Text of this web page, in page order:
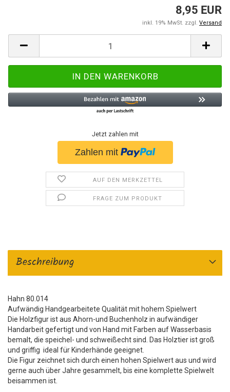
8,95 EUR
inkl. 19% MwSt. zzgl. Versand
Jetzt zahlen mit
AUF DEN MERKZETTEL
FRAGE ZUM PRODUKT
Beschreibung
Hahn 80.014
Aufwändig Handgearbeitete Qualität mit hohem Spielwert
Die Holzfigur ist aus Ahorn-und Buchenholz in aufwändiger
Handarbeit gefertigt und von Hand mit Farben auf Wasserbasis
bemalt, die speichel- und schweißecht sind. Das Holztier ist groß
und griffig ideal für Kinderhände geeignet.
Die Figur zeichnet sich durch einen hohen Spielwert aus und wird
gerne auch über Jahre gesammelt, bis eine komplette Spielwelt
beisammen ist.